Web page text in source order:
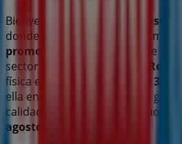
Bienvenido a la tienda de
donde podrás descubrir las
promociones
de
sector de
Coches, Motos y
física está ubicada en
Posee 32
ella encontrarás una amplia
calidad que te permitirán ahorrar
agosto de 2026